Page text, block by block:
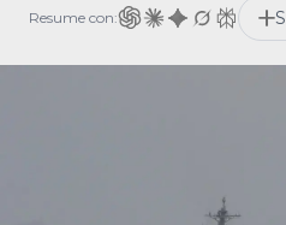
Resume con: